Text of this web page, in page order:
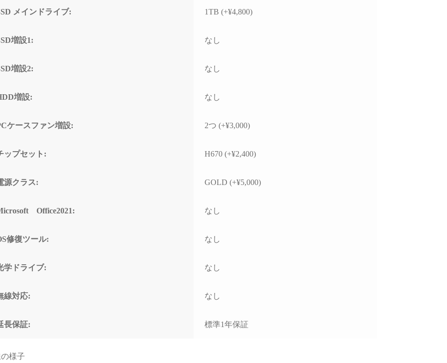
メインドライブ: 1TB (+¥4,800)
増設1: なし
増設2: なし
増設: なし
ケースファン増設: 2つ (+¥3,000)
ップセット: H670 (+¥2,400)
源クラス: GOLD (+¥5,000)
Office2021: なし
修復ツール: なし
学ドライブ: なし
線対応: なし
長保証: 標準1年保証
様子
けてくれる安心感
入を決断するうえ
ではないでしょう
他のショップでPC
まいました。
構成を検討・比較
しれません）
専門店さんで購